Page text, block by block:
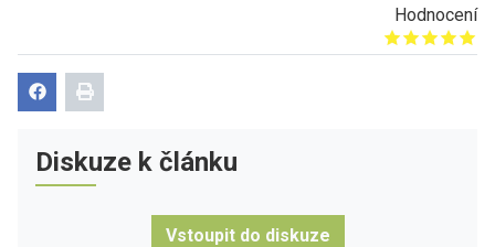
Hodnocení
Give it 1/5
Give it 2/5
Give it 3/5
Give it 4/5
Give it 5/5
Diskuze k článku
Vstoupit do diskuze